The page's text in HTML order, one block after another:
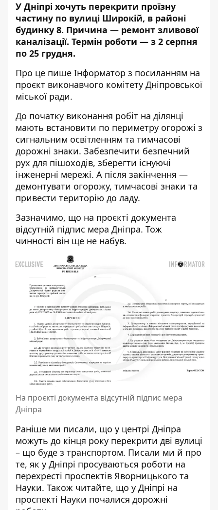
У Дніпрі хочуть перекрити проїзну
частину по вулиці Широкій, в районі
будинку 8. Причина — ремонт зливової
каналізації. Термін роботи — з 2 серпня
по 25 грудня.
Про це пише Інформатор з посиланням на
проєкт виконавчого комітету Дніпровської
міської ради.
До початку виконання робіт на ділянці
мають встановити по периметру огорожі з
сигнальним освітленням та тимчасові
дорожні знаки. Забезпечити безпечний
рух для пішоходів, зберегти існуючі
інженерні мережі. А після закінчення —
демонтувати огорожу, тимчасові знаки та
привести територію до ладу.
Зазначимо, що на проєкті документа
відсутній підпис мера Дніпра. Тож
чинності він ще не набув.
На проєкті документа відсутній підпис мера
Дніпра
Раніше ми писали, що у центрі Дніпра
можуть до кінця року перекрити дві вулиці
– що буде з транспортом. Писали ми й про
те, як у Дніпрі просуваються роботи на
перехресті проспектів Яворницького та
Науки. Також читайте, що у Дніпрі на
проспекті Науки почалися дорожні